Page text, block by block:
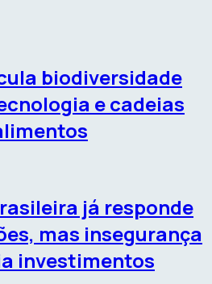
biodiversidade
e cadeias
já responde
mas insegurança
investimentos